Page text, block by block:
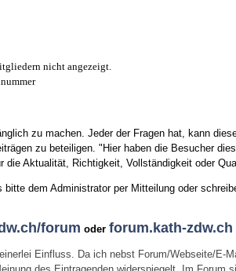
nicht angezeigt.
zu machen. Jeder der Fragen hat, kann
zu beteiligen. "Hier haben die Besucher
Aktualität, Richtigkeit, Vollständigkeit oder
dem Administrator per Mitteilung oder
forum oderforum.kath-zdw.ch
Einfluss. Da ich nebst Forum/Webseite/E-